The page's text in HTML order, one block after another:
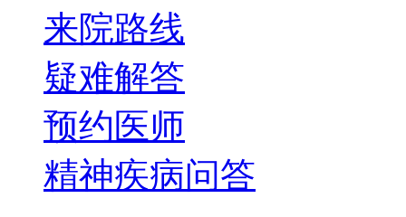
来院路线
疑难解答
预约医师
精神疾病问答